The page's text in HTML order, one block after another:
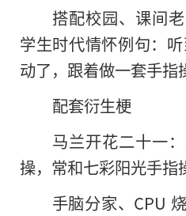
搭配校园、课间
学生时代情怀例句：
动了，跟着做一套手指
配套衍生梗
马兰开花二十一
操，常和七彩阳光手指
手脑分家、CPU